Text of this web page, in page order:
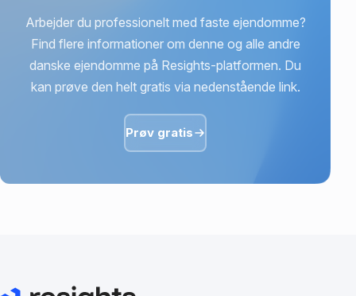
Arbejder du professionelt med faste ejendomme?
Find flere informationer om denne og alle andre
danske ejendomme på Resights-platformen. Du
kan prøve den helt gratis via nedenstående link.
Prøv gratis